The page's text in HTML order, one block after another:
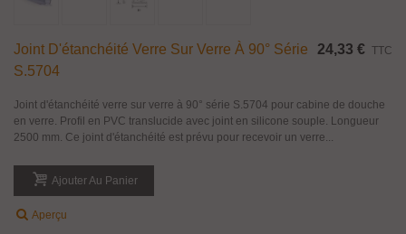
Joint D'étanchéité Verre Sur Verre À 90° Série
S.5704
24,33 € TTC
Joint d'étanchéité verre sur verre à 90° série S.5704 pour cabine de douche
en verre. Profil en PVC translucide avec joint en silicone souple. Longueur
2500 mm. Ce joint d'étanchéité est prévu pour recevoir un verre...
Ajouter Au Panier
Aperçu